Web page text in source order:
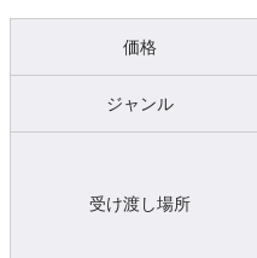
価格
ジャンル
受け渡し場所